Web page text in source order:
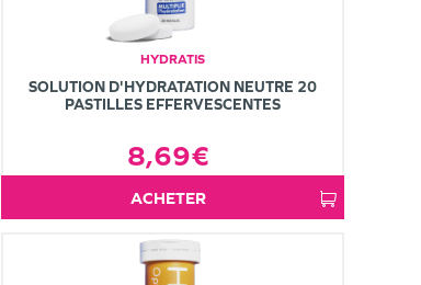
HYDRATIS
SOLUTION D'HYDRATATION NEUTRE 20
PASTILLES EFFERVESCENTES
8,69€
ACHETER